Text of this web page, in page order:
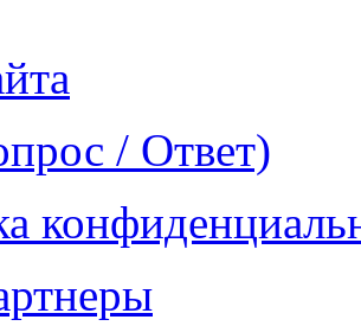
/ Ответ)